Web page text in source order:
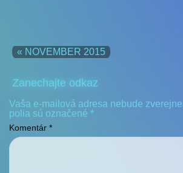
« NOVEMBER 2015
Zanechajte odkaz
Vaša e-mailová adresa nebude
polia sú označené *
Komentár *